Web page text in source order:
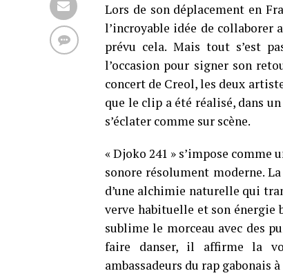
Lors de son déplacement en
l’incroyable idée de collaborer
prévu cela. Mais tout s’est
l’occasion pour signer son
concert de Creol, les deux
que le clip a été réalisé, dans
s’éclater comme sur scène.
« Djoko 241 » s’impose
sonore résolument moderne.
d’une alchimie naturelle qui
verve habituelle et son énergie
sublime le morceau avec des
faire danser, il affirme la
ambassadeurs du rap gabonais